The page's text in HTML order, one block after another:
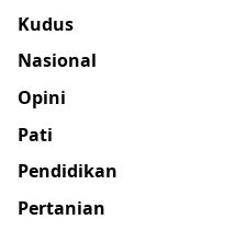
Kudus
Nasional
Opini
Pati
Pendidikan
Pertanian